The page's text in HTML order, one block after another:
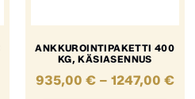
ANKKUROINTIPAKETTI 400
KG, KÄSIASENNUS
935,00 € – 1247,00 €